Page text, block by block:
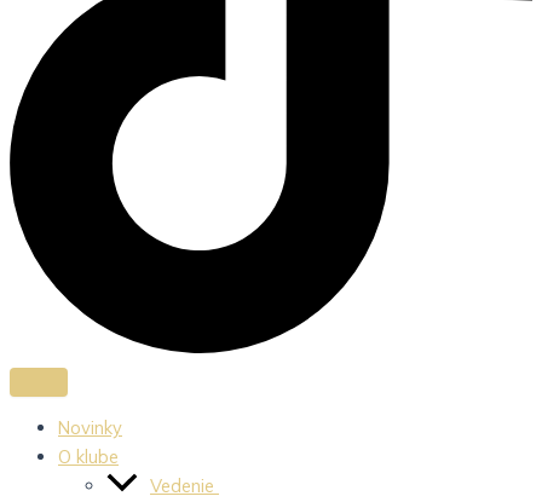
Novinky
O klube
Vedenie